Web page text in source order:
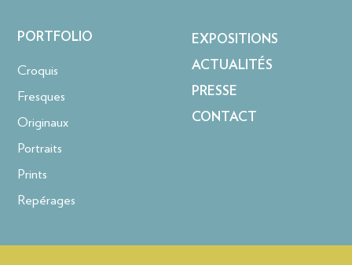
PORTFOLIO
Croquis
Fresques
Originaux
Portraits
Prints
Repérages
EXPOSITIONS
ACTUALITÉS
PRESSE
CONTACT